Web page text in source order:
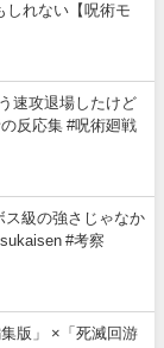
しれない【呪術モ
速攻退場したけど
反応集 #呪術廻戦
ス級の強さじゃなか
#考察
版」 ×「死滅回游